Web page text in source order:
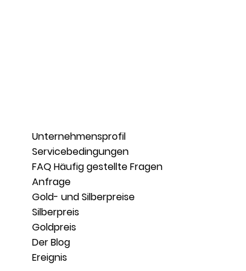
Unternehmensprofil
Servicebedingungen
FAQ Häufig gestellte Fragen
Anfrage
Gold- und Silberpreise
Silberpreis
Goldpreis
Der Blog
Ereignis